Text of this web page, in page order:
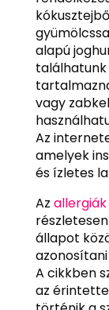
alapú
vagy
Az
amelyek
és ízletes
Az
állapot
A cikkben
az